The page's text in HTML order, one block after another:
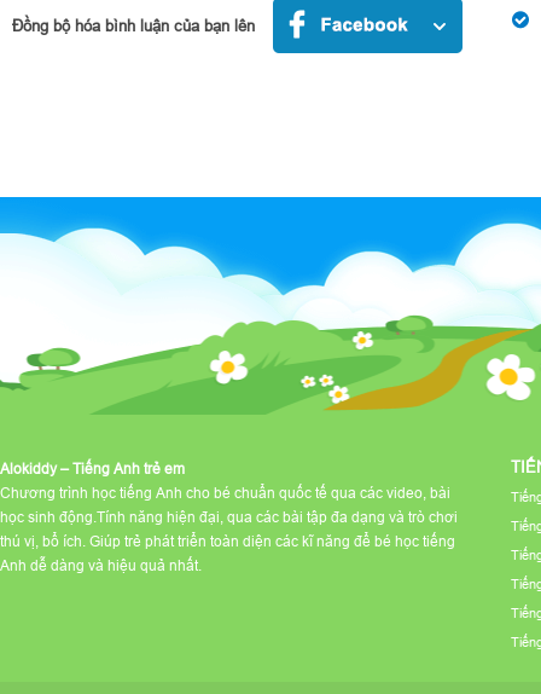
Đồng bộ hóa bình luận của bạn lên
Alokiddy – Tiếng Anh trẻ em
Chương trình học tiếng Anh cho bé chuẩn quốc tế qua các video, bài
học sinh động.Tính năng hiện đại, qua các bài tập đa dạng và trò chơi
thú vị, bổ ích. Giúp trẻ phát triển toàn diện các kĩ năng để bé học tiếng
Anh dễ dàng và hiệu quả nhất.